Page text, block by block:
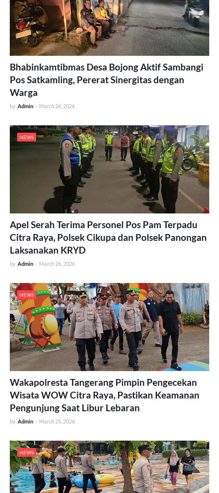
Bhabinkamtibmas Desa Bojong Aktif Sambangi
Pos Satkamling, Pererat Sinergitas dengan
Warga
by Admin - March 26, 2026
NEWS
Apel Serah Terima Personel Pos Pam Terpadu
Citra Raya, Polsek Cikupa dan Polsek Panongan
Laksanakan KRYD
by Admin - March 26, 2026
NEWS
Wakapolresta Tangerang Pimpin Pengecekan
Wisata WOW Citra Raya, Pastikan Keamanan
Pengunjung Saat Libur Lebaran
by Admin - March 25, 2026
NEWS